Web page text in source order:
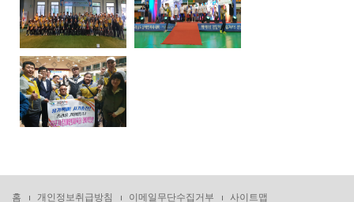
홈 개인정보취급방침 이메일무단수집거부 사이트맵